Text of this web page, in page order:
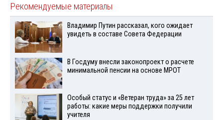
Рекомендуемые материалы
Владимир Путин рассказал, кого ожидает
увидеть в составе Совета Федерации
В Госдуму внесли законопроект о расчете
минимальной пенсии на основе МРОТ
Особый статус и «Ветеран труда» за 25 лет
работы: какие меры поддержки получили
учителя